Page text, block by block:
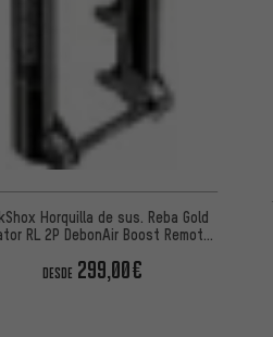
Horquilla de sus. Reba Gold
RL 2P DebonAir Boost Remote
DESDE 299,00€